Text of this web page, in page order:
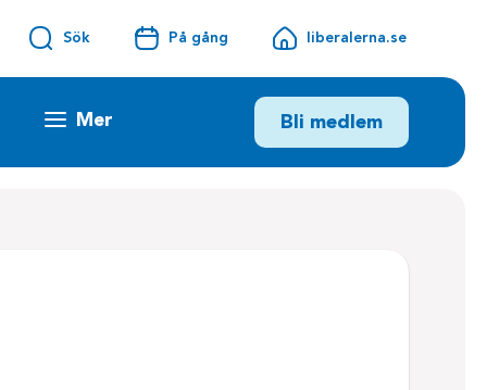
Sök På gång liberalerna.se
Mer Bli medlem